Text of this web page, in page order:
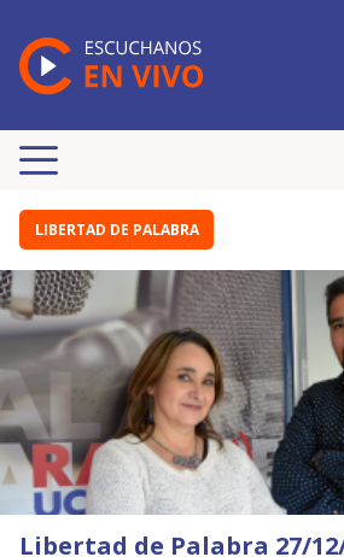
LIBERTAD DE PALABRA
Libertad de Palabra 27/